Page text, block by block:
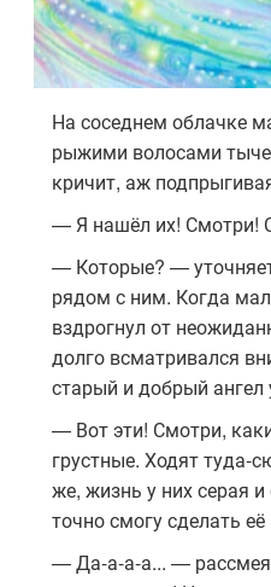
На соседнем облачке
рыжими волосами
кричит, аж
— Я нашёл их! Смотри!
— Которые? —
рядом с ним. Когда
вздрогнул от
долго всматривался
старый и добрый
— Вот эти! Смотри,
грустные. Ходят туда-
же, жизнь у них серая
точно смогу сделать её
— Да-а-а-а... —